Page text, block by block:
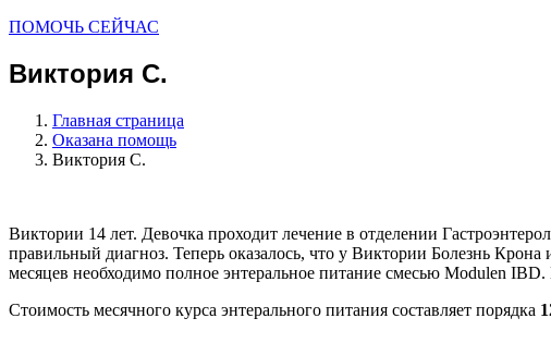
ПОМОЧЬ СЕЙЧАС
Виктория С.
Главная страница
Оказана помощь
Виктория С.
Виктории 14 лет. Девочка проходит лечение в отделении
правильный диагноз. Теперь оказалось, что у Виктории Болезнь
месяцев необходимо полное энтеральное питание смесью Modulen
Стоимость месячного курса энтерального питания составляет порядка